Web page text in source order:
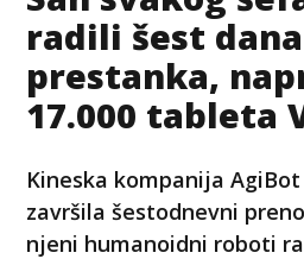
radili šest
prestanka,
17.000 tableta
Kineska kompanija
završila šestodnevni
njeni humanoidni roboti